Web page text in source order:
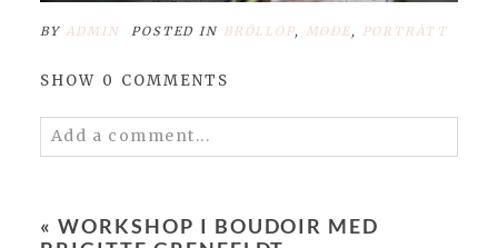
BY ADMIN POSTED IN BRÖLLOP, MODE, PORTRÄTT
SHOW 0 COMMENTS
Add a comment...
« WORKSHOP I BOUDOIR MED